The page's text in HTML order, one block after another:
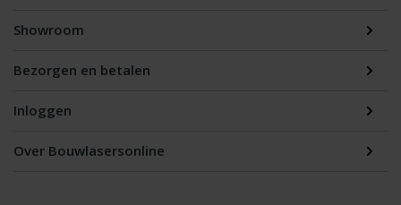
Showroom
Bezorgen en betalen
Inloggen
Over Bouwlasersonline